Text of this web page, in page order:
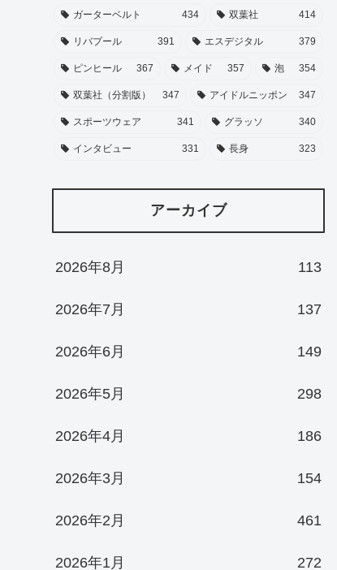
ガーターベルト 434 双葉社 414
リバプール 391 エスデジタル 379
ピンヒール 367 メイド 357 泡 354
双葉社（分割版） 347 アイドルニッポン 347
スポーツウェア 341 グラッソ 340
インタビュー 331 長身 323
アーカイブ
2026年8月 113
2026年7月 137
2026年6月 149
2026年5月 298
2026年4月 186
2026年3月 154
2026年2月 461
2026年1月 272